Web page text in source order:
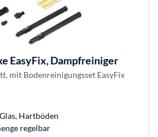
EasyFix, Dampfreiniger
mit Bodenreinigungsset EasyFix
Hartböden
regelbar